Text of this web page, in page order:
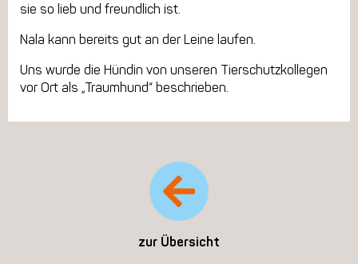
sie so lieb und freundlich ist.
Nala kann bereits gut an der Leine laufen.
Uns wurde die Hündin von unseren Tierschutzkollegen
vor Ort als „Traumhund“ beschrieben.
zur Übersicht